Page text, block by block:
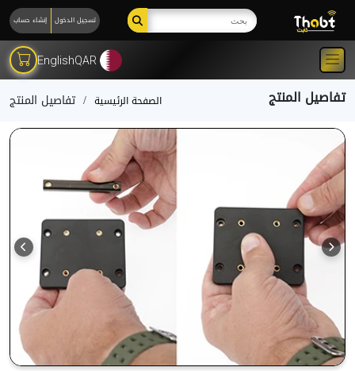
تسجيل الدخول إنشاء حساب
QAR
English
تفاصيل المنتج الصفحة الرئيسية تفاصيل المنتج